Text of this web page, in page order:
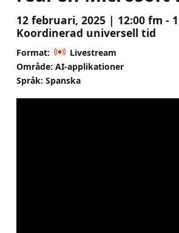
12 februari, 2025 | 12:00 fm -
Koordinerad universell tid
Format:
Livestream
Område: AI-applikationer
Språk: Spanska